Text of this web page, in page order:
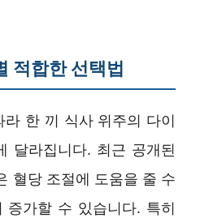
적합한 선택법
한 끼 식사 위주의 다이
달라집니다. 최근 공개된
혈당 조절에 도움을 줄 수
증가할 수 있습니다. 특히